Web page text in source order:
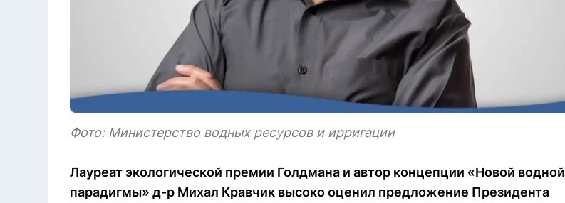
Фото: Министерство водных ресурсов и ирригации
Лауреат экологической премии Голдмана и автор концепции «Новой водной
парадигмы» д-р Михал Кравчик высоко оценил предложение Президента